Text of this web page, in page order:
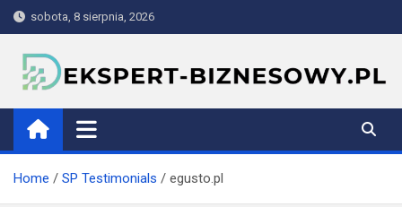
Skip
to
content
sobota, 8 sierpnia, 2026
ekspert-biznesowy.pl
Home SP Testimonials egusto.pl